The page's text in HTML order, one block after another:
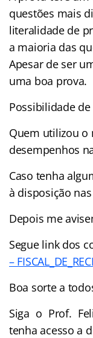
questões mais
literalidade de
a maioria das
Apesar de ser
uma boa prova.
Possibilidade
Quem utilizou o
desempenhos
Caso tenha
à disposição
Depois me
Segue link dos
–
Boa sorte a
Siga o Prof.
tenha acesso a